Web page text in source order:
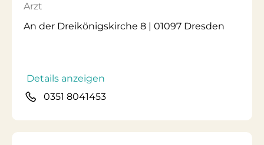
Arzt
An der Dreikönigskirche 8 | 01097 Dresden
Details anzeigen
0351 8041453